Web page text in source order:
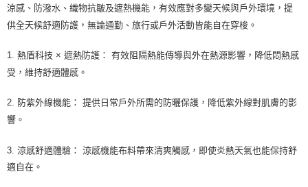
涼感、防潑水、織物抗皺及遮熱機能，有效應對多變天候與戶外環境，提
供全天候舒適防護，無論通勤、旅行或戶外活動皆能自在穿梭。
1. 熱盾科技 × 遮熱防護： 有效阻隔熱能傳導與外在熱源影響，降低悶熱感
受，維持舒適體感。
2. 防紫外線機能： 提供日常戶外所需的防曬保護，降低紫外線對肌膚的影
響。
3. 涼感舒適體驗： 涼感機能布料帶來清爽觸感，即使炎熱天氣也能保持舒
適自在。